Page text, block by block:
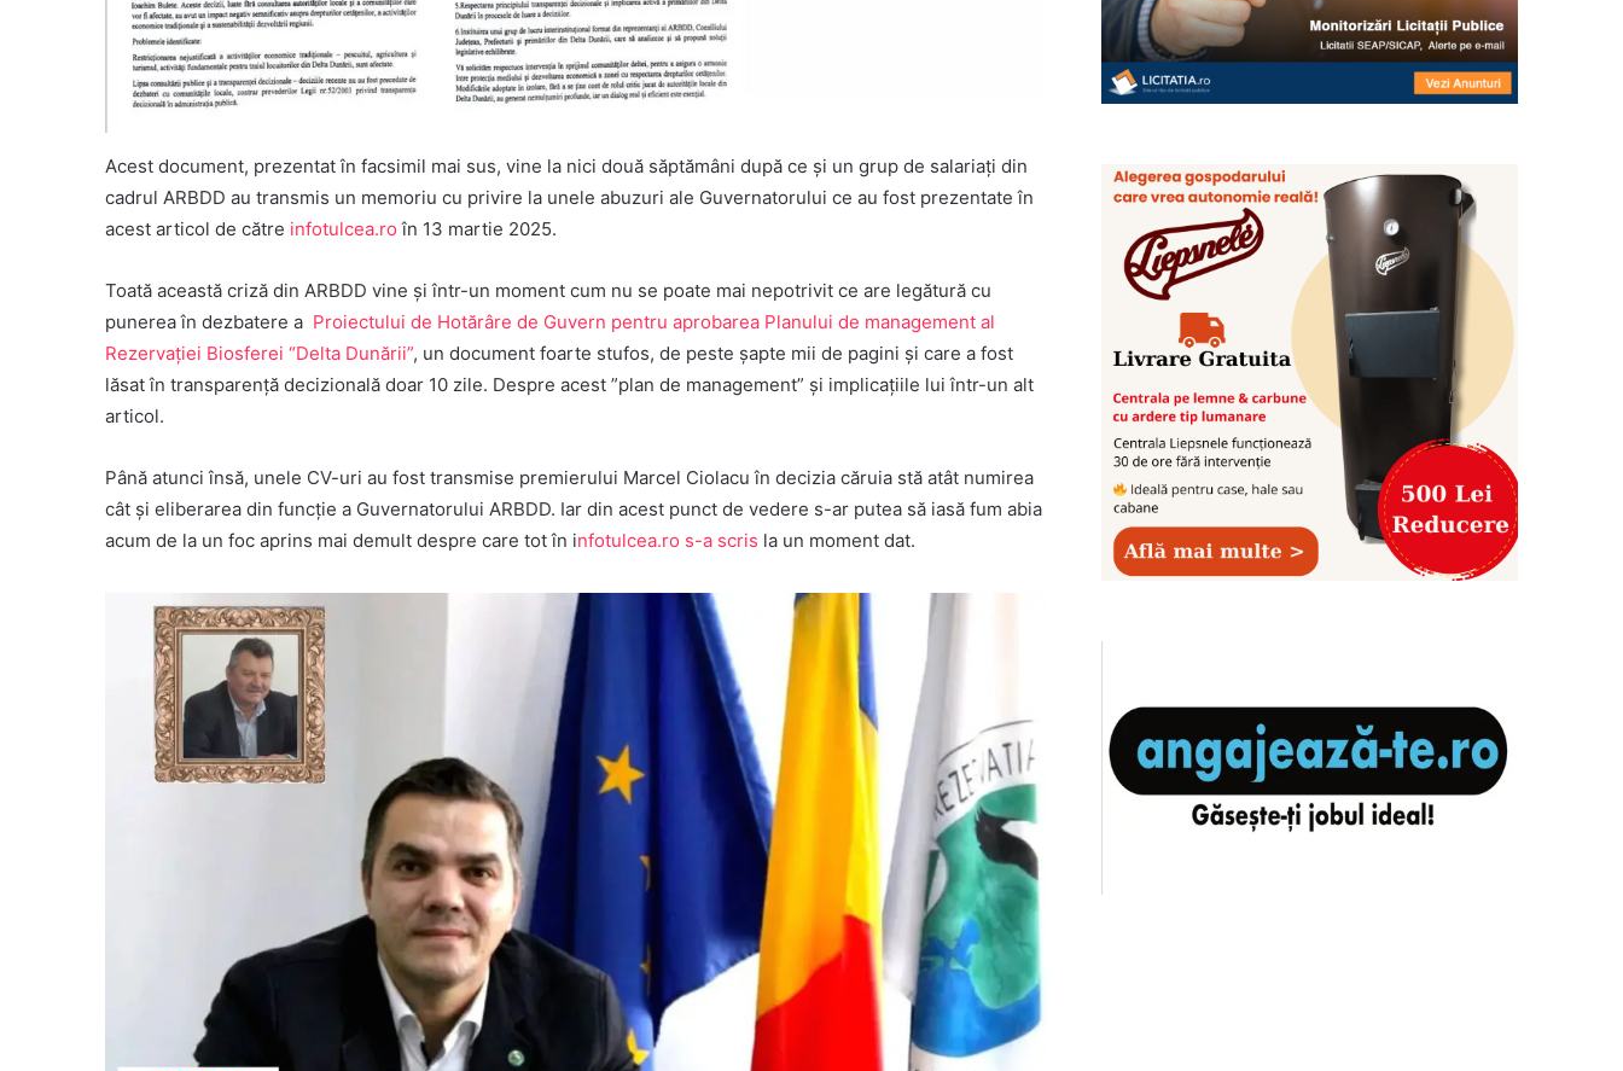
Acest document, prezentat în facsimil mai sus, vine la nici două săptămâni după ce și un grup de salariați din
cadrul ARBDD au transmis un memoriu cu privire la unele abuzuri ale Guvernatorului ce au fost prezentate în
acest articol de către infotulcea.ro în 13 martie 2025.
Toată această criză din ARBDD vine și într-un moment cum nu se poate mai nepotrivit ce are legătură cu
punerea în dezbatere a Proiectului de Hotărâre de Guvern pentru aprobarea Planului de management al
Rezervației Biosferei “Delta Dunării”, un document foarte stufos, de peste șapte mii de pagini și care a fost
lăsat în transparență decizională doar 10 zile. Despre acest ”plan de management” și implicațiile lui într-un alt
articol.
Până atunci însă, unele CV-uri au fost transmise premierului Marcel Ciolacu în decizia căruia stă atât numirea
cât și eliberarea din funcție a Guvernatorului ARBDD. Iar din acest punct de vedere s-ar putea să iasă fum abia
acum de la un foc aprins mai demult despre care tot în infotulcea.ro s-a scris la un moment dat.